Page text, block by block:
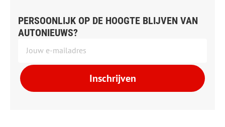
PERSOONLIJK OP DE HOOGTE BLIJVEN VAN
AUTONIEUWS?
Inschrijven